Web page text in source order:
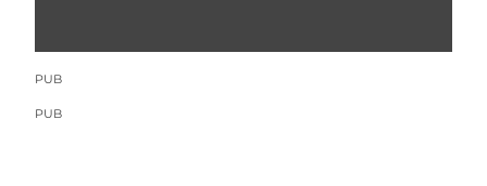
PUB
PUB